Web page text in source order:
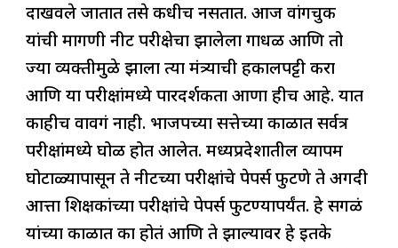
दाखवले जातात तसे कधीच नसतात. आज वांगचुक
यांची मागणी नीट परीक्षेचा झालेला गोंधळ आणि तो
ज्या व्यक्तीमुळे झाला त्या मंत्र्याची हकालपट्टी करा
आणि या परीक्षांमध्ये पारदर्शकता आणा हीच आहे. यात
काहीच वावगं नाही. भाजपच्या सत्तेच्या काळात सर्वत्र
परीक्षांमध्ये घोळ होत आलेत. मध्यप्रदेशातील व्यापम
घोटाळ्यापासून ते नीटच्या परीक्षांचे पेपर्स फुटणे ते अगदी
आत्ता शिक्षकांच्या परीक्षांचे पेपर्स फुटण्यापर्यंत. हे सगळं
यांच्या काळात का होतं आणि ते झाल्यावर हे इतके